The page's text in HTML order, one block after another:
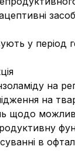
у період
на
на
щодо
в